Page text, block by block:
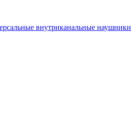
внутриканальные